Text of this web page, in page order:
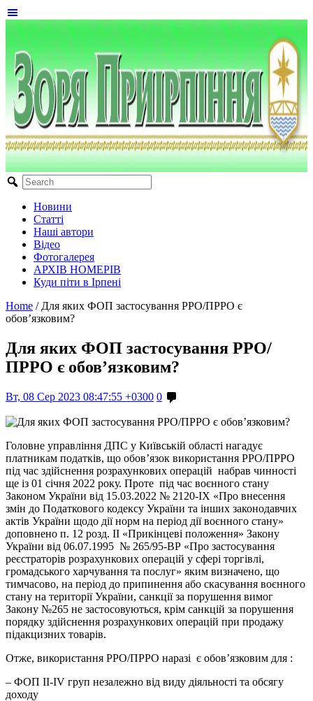
Новини
Статті
Наші автори
Відео
Фотогалерея
АРХІВ НОМЕРІВ
Куди піти в Ірпені
Home / Для яких ФОП застосування РРО/ПРРО є
обов’язковим?
Для яких ФОП застосування РРО/
ПРРО є обов’язковим?
Вт, 08 Сер 2023 08:47:55 +0300 0
Головне управління ДПС у Київській області нагадує
платникам податків, що обов’язок використання РРО/ПРРО
під час здійснення розрахункових операцій набрав чинності
ще із 01 січня 2022 року. Проте під час воєнного стану
Законом України від 15.03.2022 № 2120-IХ «Про внесення
змін до Податкового кодексу України та інших законодавчих
актів України щодо дії норм на період дії воєнного стану»
доповнено п. 12 розд. ІІ «Прикінцеві положення» Закону
України від 06.07.1995 № 265/95-ВР «Про застосування
реєстраторів розрахункових операцій у сфері торгівлі,
громадського харчування та послуг» яким визначено, що
тимчасово, на період до припинення або скасування воєнного
стану на території України, санкції за порушення вимог
Закону №265 не застосовуються, крім санкцій за порушення
порядку здійснення розрахункових операцій при продажу
підакцизних товарів.
Отже, використання РРО/ПРРО наразі є обов’язковим для :
– ФОП ІІ-ІV груп незалежно від виду діяльності та обсягу
доходу